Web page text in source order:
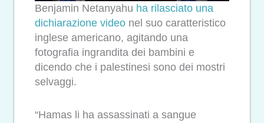
Benjamin Netanyahu ha rilasciato una
dichiarazione video nel suo caratteristico
inglese americano, agitando una
fotografia ingrandita dei bambini e
dicendo che i palestinesi sono dei mostri
selvaggi.
“Hamas li ha assassinati a sangue